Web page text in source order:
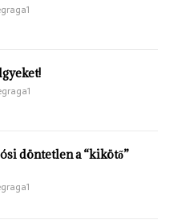
döntetlen a “kikötő”